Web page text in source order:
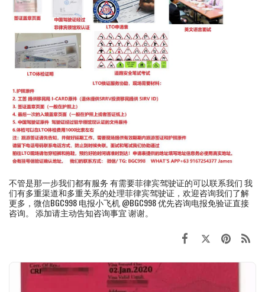
不管是那一步我们都有服务 有需要菲律宾驾驶证的可以联系我们 我
们有多重渠道和多重关系的处理菲律宾驾驶证，欢迎咨询我们了解
更多，微信BGC998 电报小飞机 @BGC998 优先咨询电报免验证直接
咨询。 添加请主动告知咨询事宜 谢谢。